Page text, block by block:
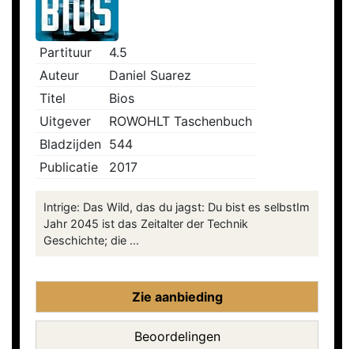
Partituur
4.5
Auteur
Daniel Suarez
Titel
Bios
Uitgever
ROWOHLT Taschenbuch
Bladzijden 544
Publicatie
2017
Intrige: Das Wild, das du jagst: Du bist es selbstIm
Jahr 2045 ist das Zeitalter der Technik
Geschichte; die ...
Zie aanbieding
Beoordelingen